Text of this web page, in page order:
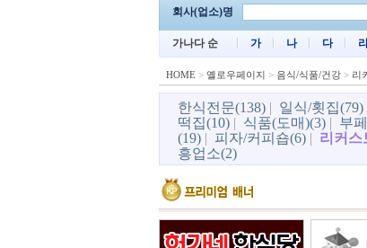
회사(업소)명
가나다 순 가 나 다
HOME > 옐로우페이지 > 음식/식품/건강 > 리
한식전문(138) | 일식/횟집(79)
떡집(10) | 식품(도매)(3) | 부
(19) | 피자/커피숍(6) | 리커스
흥업소(2)